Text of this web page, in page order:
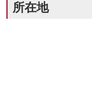
所在地